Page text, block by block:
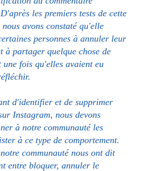
les premiers tests de cette
avons constaté qu'elle
personnes à annuler leur
à partager quelque chose de
une fois qu'elles avaient eu
d'identifier et de supprimer
Instagram, nous devons
à notre communauté les
à ce type de comportement.
communauté nous ont dit
entre bloquer, annuler le